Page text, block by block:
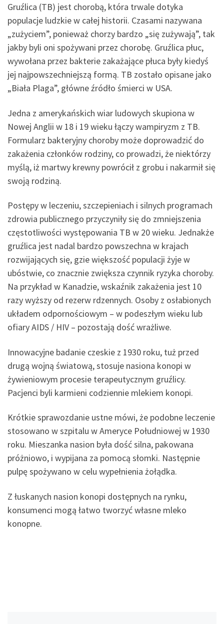
Gruźlica (TB) jest chorobą, która trwale dotyka
populacje ludzkie w całej historii. Czasami nazywana
„zużyciem”, ponieważ chorzy bardzo „się zużywają”, tak
jakby byli oni spożywani przez chorobę. Gruźlica płuc,
wywołana przez bakterie zakażające płuca były kiedyś
jej najpowszechniejszą formą. TB zostało opisane jako
„Biała Plaga”, główne źródło śmierci w USA.
Jedna z amerykańskich wiar ludowych skupiona w
Nowej Anglii w 18 i 19 wieku łączy wampiryzm z TB.
Formularz bakteryjny choroby może doprowadzić do
zakażenia członków rodziny, co prowadzi, że niektórzy
myślą, iż martwy krewny powrócił z grobu i nakarmił się
swoją rodziną.
Postępy w leczeniu, szczepieniach i silnych programach
zdrowia publicznego przyczyniły się do zmniejszenia
częstotliwości występowania TB w 20 wieku. Jednakże
gruźlica jest nadal bardzo powszechna w krajach
rozwijających się, gzie większość populacji żyje w
ubóstwie, co znacznie zwiększa czynnik ryzyka choroby.
Na przykład w Kanadzie, wskaźnik zakażenia jest 10
razy wyższy od rezerw rdzennych. Osoby z osłabionych
układem odpornościowym – w podeszłym wieku lub
ofiary AIDS / HIV – pozostają dość wrażliwe.
Innowacyjne badanie czeskie z 1930 roku, tuż przed
drugą wojną światową, stosuje nasiona konopi w
żywieniowym procesie terapeutycznym gruźlicy.
Pacjenci byli karmieni codziennie mlekiem konopi.
Krótkie sprawozdanie ustne mówi, że podobne leczenie
stosowano w szpitalu w Ameryce Południowej w 1930
roku. Mieszanka nasion była dość silna, pakowana
próżniowo, i wypijana za pomocą słomki. Następnie
pulpę spożywano w celu wypełnienia żołądka.
Z łuskanych nasion konopi dostępnych na rynku,
konsumenci mogą łatwo tworzyć własne mleko
konopne.